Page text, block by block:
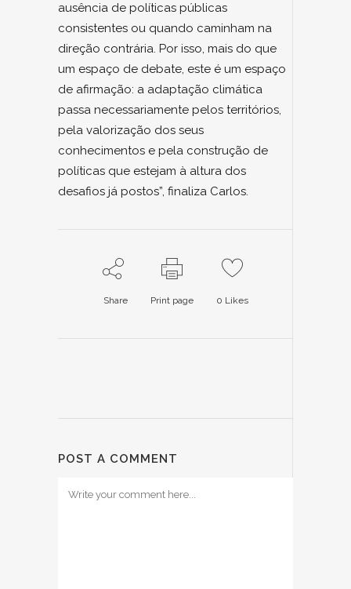
ausência de políticas públicas
consistentes ou quando caminham na
direção contrária. Por isso, mais do que
um espaço de debate, este é um espaço
de afirmação: a adaptação climática
passa necessariamente pelos territórios,
pela valorização dos seus
conhecimentos e pela construção de
políticas que estejam à altura dos
desafios já postos”, finaliza Carlos.
Share Print page 0 Likes
POST A COMMENT